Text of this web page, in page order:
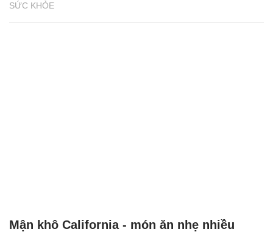
SỨC KHỎE
Mận khô California - món ăn nhẹ nhiều